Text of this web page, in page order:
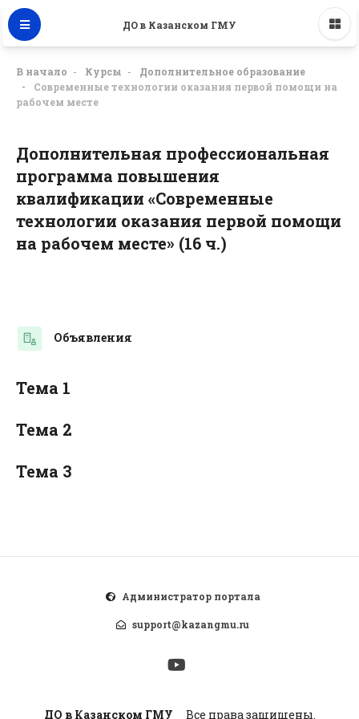
ДО в Казанском ГМУ
В начало Курсы
Дополнительное образование
Современные технологии оказания первой помощи на
рабочем месте
Дополнительная профессиональная
программа повышения
квалификации «Современные
технологии оказания первой помощи
на рабочем месте» (16 ч.)
Общее
Объявления
Форум
Тема 1
Тема 2
Тема 3
Администратор портала
support@kazangmu.ru
ДО в Казанском ГМУ Все права защищены.